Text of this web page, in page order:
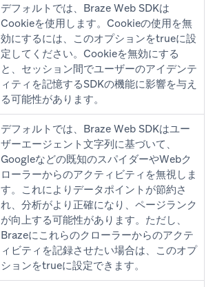
デフォルトでは、Braze Web SDKは
Cookieを使用します。Cookieの使用を無
効にするには、このオプションをtrueに設
定してください。Cookieを無効にする
と、セッション間でユーザーのアイデンテ
ィティを記憶するSDKの機能に影響を与え
る可能性があります。
デフォルトでは、Braze Web SDKはユー
ザーエージェント文字列に基づいて、
Googleなどの既知のスパイダーやWebク
ローラーからのアクティビティを無視しま
す。これによりデータポイントが節約さ
れ、分析がより正確になり、ページランク
が向上する可能性があります。ただし、
Brazeにこれらのクローラーからのアクテ
ィビティを記録させたい場合は、このオプ
ションをtrueに設定できます。